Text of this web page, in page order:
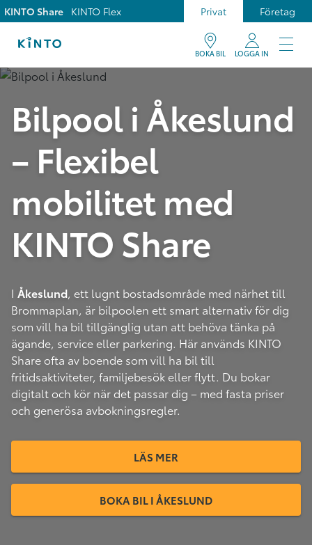
Privat Företag
KINTO Share KINTO Flex
BOKA BIL LOGGA IN
Bilpool i Åkeslund
– Flexibel
mobilitet med
KINTO Share
I Åkeslund, ett lugnt bostadsområde med närhet till
Brommaplan, är bilpoolen ett smart alternativ för dig
som vill ha bil tillgänglig utan att behöva tänka på
ägande, service eller parkering. Här används KINTO
Share ofta av boende som vill ha bil till
fritidsaktiviteter, familjebesök eller flytt. Du bokar
digitalt och kör när det passar dig – med fasta priser
och generösa avbokningsregler.
LÄS MER
BOKA BIL I ÅKESLUND